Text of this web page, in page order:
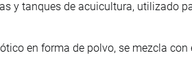
y tanques de acuicultura, utilizado
en forma de polvo, se mezcla con